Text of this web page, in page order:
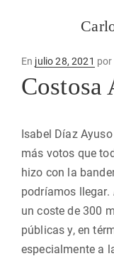
En Publicado
en
julio 28, 2021 por
Costosa
Isabel Díaz
más votos que
hizo con la
podríamos llegar.
un coste de 300
públicas y, en
especialmente a